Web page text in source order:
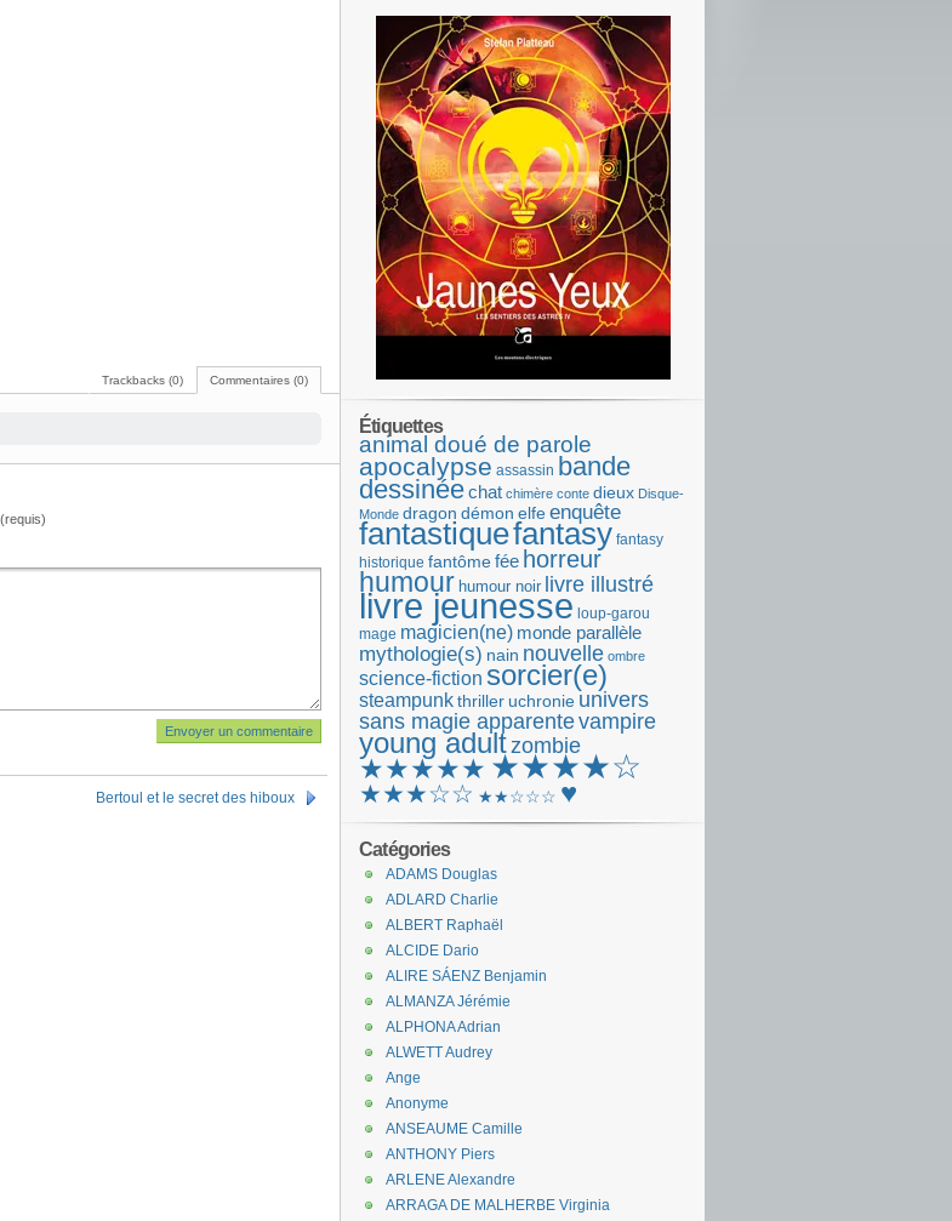
Commentaires (0)
Trackbacks (0)
Bertoul et le secret des hiboux
Étiquettes
animal doué de parole
apocalypse assassin bande
dessinéechat chimère conte dieux Disque-
Monde dragon démon elfeenquête
fantastiquefantasy fantasy
historique fantômefée horreur
humour humour noir livre illustré
livre jeunesse loup-garou
mage magicien(ne) monde parallèle
mythologie(s) nain nouvelle ombre
science-fiction sorcier(e)
steampunkthriller uchronie univers
sans magie apparentevampire
young adultzombie
★★★★★ ★★★★☆
★★★☆☆ ★★☆☆☆ ♥
Catégories
ADAMS Douglas
ADLARD Charlie
ALBERT Raphaël
ALCIDE Dario
ALIRE SÁENZ Benjamin
ALMANZA Jérémie
ALPHONA Adrian
ALWETT Audrey
Ange
Anonyme
ANSEAUME Camille
ANTHONY Piers
ARLENE Alexandre
ARRAGA DE MALHERBE Virginia